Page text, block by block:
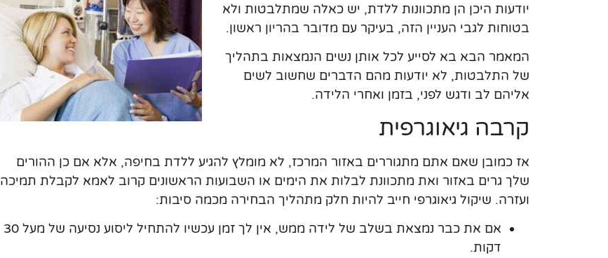
יודעות היכן הן מתכוונות ללדת, יש כאלה שמתלבטות ולא
בטוחות לגבי העניין הזה, בעיקר עם מדובר בהריון ראשון.
המאמר הבא בא לסייע לכל אותן נשים הנמצאות בתהליך
של התלבטות, לא יודעות מהם הדברים שחשוב לשים
אליהם לב ודגש לפני, בזמן ואחרי הלידה.
קרבה גיאוגרפית
אז כמובן שאם אתם מתגוררים באזור המרכז, לא מומלץ להגיע ללדת בחיפה, אלא אם כן ההורים
שלך גרים באזור ואת מתכוונת לבלות את הימים או השבועות הראשונים קרוב לאמא לקבלת תמיכה
ועזרה. שיקול גיאוגרפי חייב להיות חלק מתהליך הבחירה מכמה סיבות:
אם את כבר נמצאת בשלב של לידה ממש, אין לך זמן עכשיו להתחיל ליסוע נסיעה של מעל 30
דקות.